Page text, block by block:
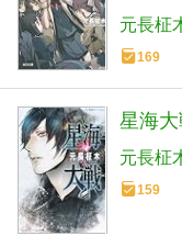
元長柾
169
星海
元長柾
159